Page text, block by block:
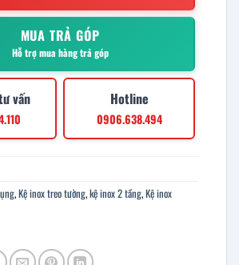
MUA TRẢ GÓP
Hỗ trợ mua hàng trả góp
vấn Hotline
0906.638.494
,Kệ inox treo tường,kệ inox 2 tầng,Kệ inox